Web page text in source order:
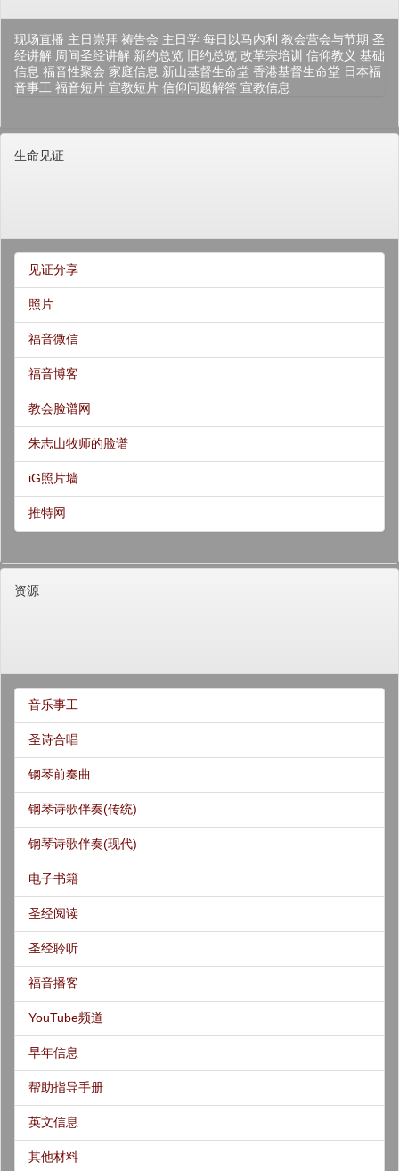
现场直播 主日崇拜 祷告会 主日学 每日以马内利 教会营会与节期 圣
经讲解 周间圣经讲解 新约总览 旧约总览 改革宗培训 信仰教义 基础
信息 福音性聚会 家庭信息 新山基督生命堂 香港基督生命堂 日本福
音事工 福音短片 宣教短片 信仰问题解答 宣教信息
生命见证
见证分享
照片
福音微信
福音博客
教会脸谱网
朱志山牧师的脸谱
iG照片墙
推特网
资源
音乐事工
圣诗合唱
钢琴前奏曲
钢琴诗歌伴奏(传统)
钢琴诗歌伴奏(现代)
电子书籍
圣经阅读
圣经聆听
福音播客
YouTube频道
早年信息
帮助指导手册
英文信息
其他材料